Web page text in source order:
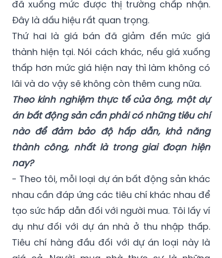
của nó. Thứ nhất là giao dịch đã trở lại. Điều
này có nghĩa là cung đã gặp được cầu. Giá
đã xuống mức được thị trường chấp nhận.
Đây là dấu hiệu rất quan trọng.
Thứ hai là giá bán đã giảm đến mức giá
thành hiện tại. Nói cách khác, nếu giá xuống
thấp hơn mức giá hiện nay thì làm không có
lãi và do vậy sẽ không còn thêm cung nữa.
Theo kinh nghiệm thực tế của ông, một dự
án bất động sản cần phải có những tiêu chí
nào để đảm bảo độ hấp dẫn, khả năng
thành công, nhất là trong giai đoạn hiện
nay?
- Theo tôi, mỗi loại dự án bất động sản khác
nhau cần đáp ứng các tiêu chí khác nhau để
tạo sức hấp dẫn đối với người mua. Tôi lấy ví